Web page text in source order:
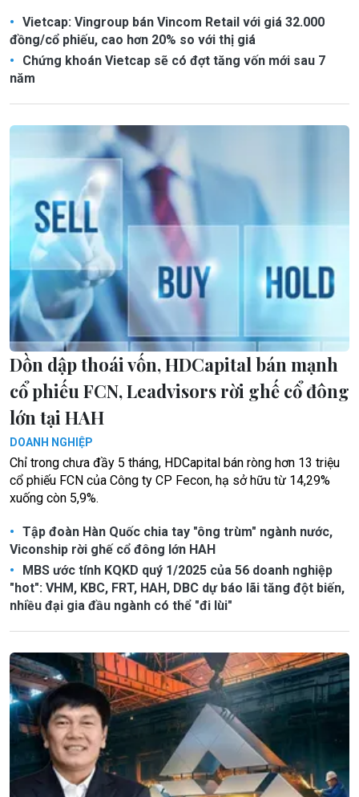
Vietcap: Vingroup bán Vincom Retail với giá 32.000
đồng/cổ phiếu, cao hơn 20% so với thị giá
Chứng khoán Vietcap sẽ có đợt tăng vốn mới sau 7
năm
Dồn dập thoái vốn, HDCapital bán mạnh
cổ phiếu FCN, Leadvisors rời ghế cổ đông
lớn tại HAH
DOANH NGHIỆP
Chỉ trong chưa đầy 5 tháng, HDCapital bán ròng hơn 13 triệu
cổ phiếu FCN của Công ty CP Fecon, hạ sở hữu từ 14,29%
xuống còn 5,9%.
Tập đoàn Hàn Quốc chia tay "ông trùm" ngành nước,
Viconship rời ghế cổ đông lớn HAH
MBS ước tính KQKD quý 1/2025 của 56 doanh nghiệp
"hot": VHM, KBC, FRT, HAH, DBC dự báo lãi tăng đột biến,
nhiều đại gia đầu ngành có thể "đi lùi"